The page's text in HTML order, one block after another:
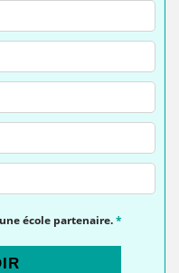
école partenaire.*